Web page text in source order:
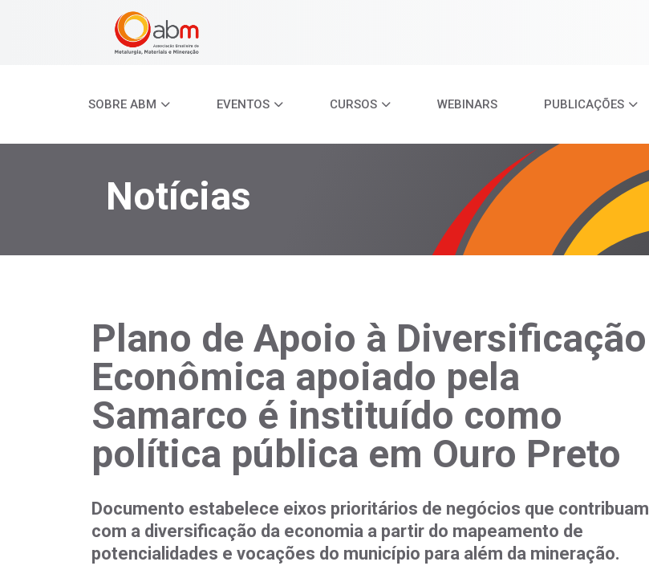
SOBRE ABM EVENTOS CURSOS WEBINARS PUBLICAÇÕES
Notícias
Plano de Apoio à Diversificação
Econômica apoiado pela
Samarco é instituído como
política pública em Ouro Preto
Documento estabelece eixos prioritários de negócios que contribuam
com a diversificação da economia a partir do mapeamento de
potencialidades e vocações do município para além da mineração.